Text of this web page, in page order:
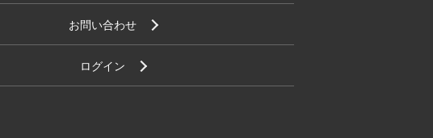
お問い合わせ
ログイン